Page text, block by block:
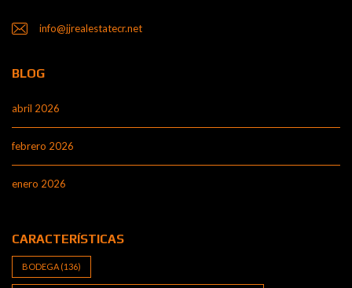
info@jjrealestatecr.net
BLOG
abril 2026
febrero 2026
enero 2026
CARACTERÍSTICAS
BODEGA (136)